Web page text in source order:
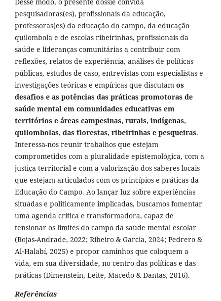
pesquisadoras(es), profissionais da educação,
professoras(es) da educação do campo, da educação
quilombola e de escolas ribeirinhas, profissionais da
saúde e lideranças comunitárias a contribuir com
reflexões, relatos de experiência, análises de políticas
públicas, estudos de caso, entrevistas com especialistas e
investigações teóricas e empíricas que discutam os
desafios e as potências das práticas promotoras de
saúde mental em comunidades educativas em
territórios e áreas campesinas, rurais, indígenas,
quilombolas, das florestas, ribeirinhas e pesqueiras.
Interessa-nos reunir trabalhos que estejam
comprometidos com a pluralidade epistemológica, com a
justiça territorial e com a valorização dos saberes locais
que estejam articulados com os princípios e práticas da
Educação do Campo. Ao lançar luz sobre experiências
situadas e politicamente implicadas, buscamos fomentar
uma agenda crítica e transformadora, capaz de
tensionar os limites do campo da saúde mental escolar
(Rojas-Andrade, 2022; Ribeiro & Garcia, 2024; Pedrero &
Al‑Halabí, 2025) e propor caminhos que coloquem a
vida, em sua diversidade, no centro das políticas e das
práticas (Dimenstein, Leite, Macedo & Dantas, 2016).
Referências